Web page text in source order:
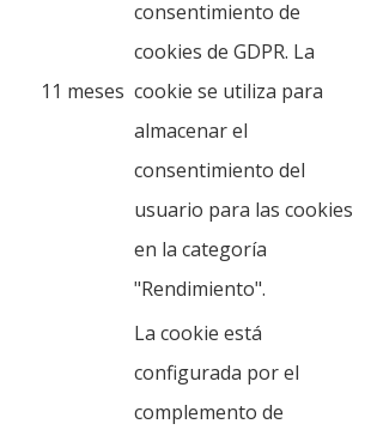
11 meses
consentimiento de
cookies de GDPR. La
cookie se utiliza para
almacenar el
consentimiento del
usuario para las cookies
en la categoría
"Rendimiento".
La cookie está
configurada por el
complemento de